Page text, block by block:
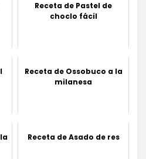
Receta de Pastel de
choclo fácil
Receta de Ossobuco a la
milanesa
Receta de Asado de res